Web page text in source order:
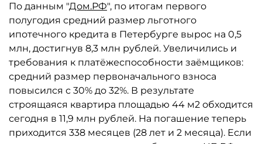
По данным "Дом.РФ", по итогам первого
полугодия средний размер льготного
ипотечного кредита в Петербурге вырос на 0,5
млн, достигнув 8,3 млн рублей. Увеличились и
требования к платёжеспособности заёмщиков:
средний размер первоначального взноса
повысился с 30% до 32%. В результате
строящаяся квартира площадью 44 м2 обходится
сегодня в 11,9 млн рублей. На погашение теперь
приходится 338 месяцев (28 лет и 2 месяца). Если